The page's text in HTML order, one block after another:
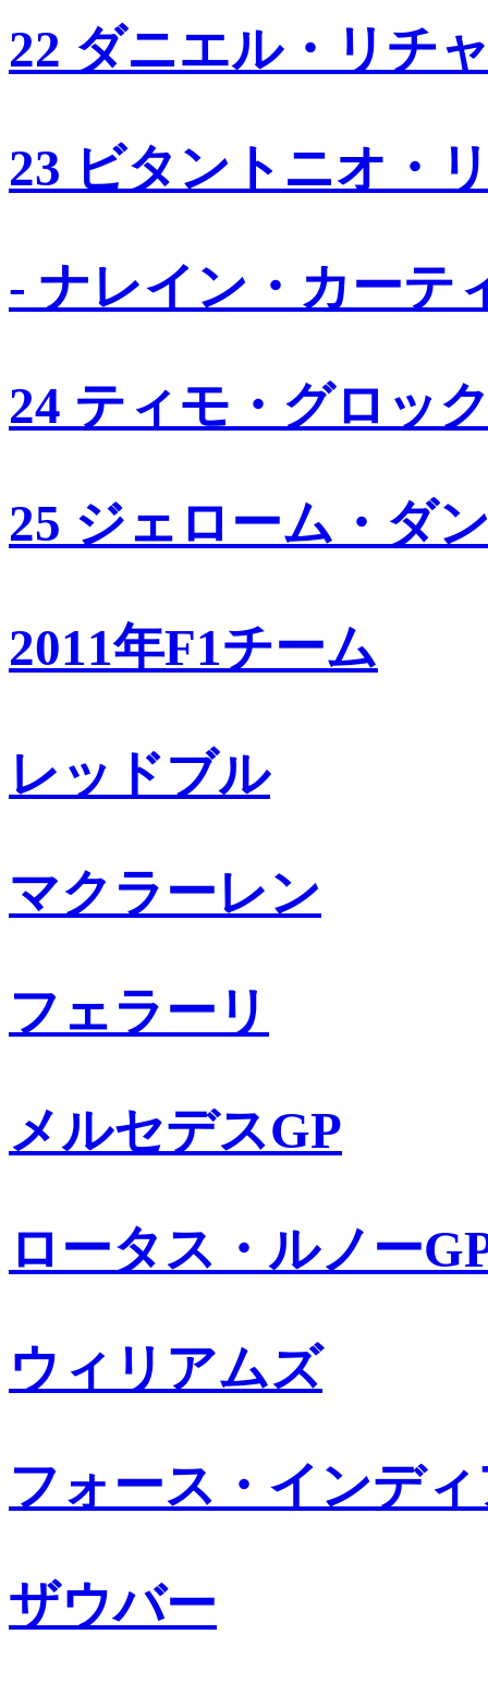
22 ダニエル・リチ
23 ビタントニオ・
- ナレイン・カーテ
24 ティモ・グロッ
25 ジェローム・ダ
2011年F1チーム
レッドブル
マクラーレン
フェラーリ
メルセデスGP
ロータス・ルノー
ウィリアムズ
フォース・インデ
ザウバー